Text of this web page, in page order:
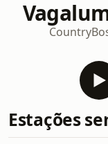
Country
Estações